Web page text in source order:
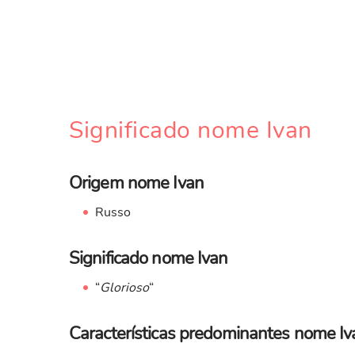
Significado nome Ivan
Origem nome Ivan
Russo
Significado nome Ivan
“Glorioso“
Características predominantes nome